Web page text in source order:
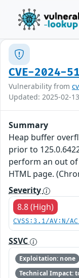
CVE-2024-
Vulnerability from
Updated: 2025-02-
Summary
Heap buffer
prior to
perform an out
HTML page.
Severity
8.8 (High)
CVSS:3.1/AV:N/
SSVC
Exploitation: none
Technical Impact: